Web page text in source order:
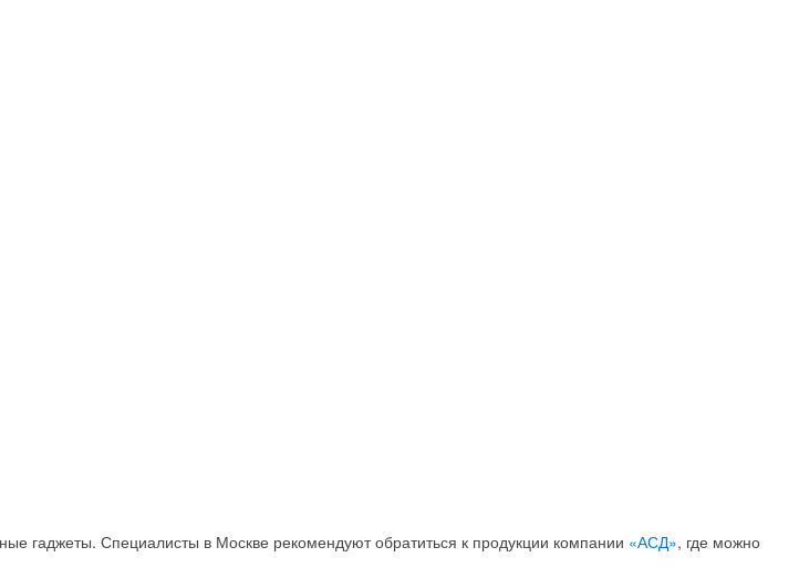
гаджеты. Специалисты в Москве рекомендуют обратиться к продукции компании «АСД», где можно